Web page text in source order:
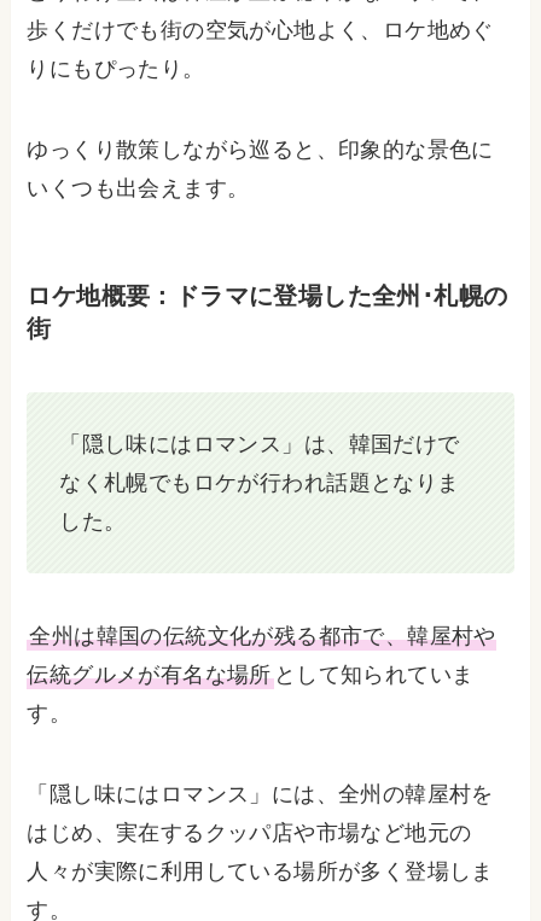
歩くだけでも街の空気が心地よく、ロケ地めぐ
りにもぴったり。
ゆっくり散策しながら巡ると、印象的な景色に
いくつも出会えます。
ロケ地概要：ドラマに登場した全州･札幌の
街
「隠し味にはロマンス」は、韓国だけで
なく札幌でもロケが行われ話題となりま
した。
全州は韓国の伝統文化が残る都市で、韓屋村や
伝統グルメが有名な場所として知られていま
す。
「隠し味にはロマンス」には、全州の韓屋村を
はじめ、実在するクッパ店や市場など地元の
人々が実際に利用している場所が多く登場しま
す。